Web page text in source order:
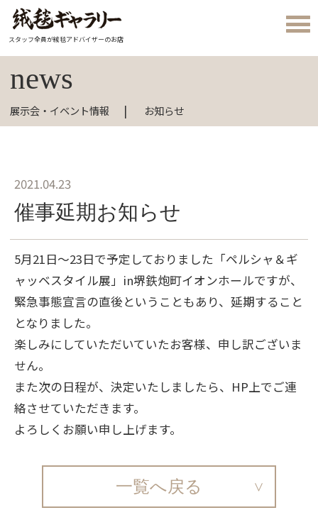
スタッフ全員が絨毯アドバイザーのお店
news
展示会・イベント情報 お知らせ
2021.04.23
催事延期お知らせ
5月21日～23日で予定しておりました「ペルシャ＆ギ
ャッベスタイル展」in堺鉄炮町イオンホールですが、
緊急事態宣言の直後ということもあり、延期すること
となりました。
楽しみにしていただいていたお客様、申し訳ございま
せん。
また次の日程が、決定いたしましたら、HP上でご連
絡させていただきます。
よろしくお願い申し上げます。
一覧へ戻る